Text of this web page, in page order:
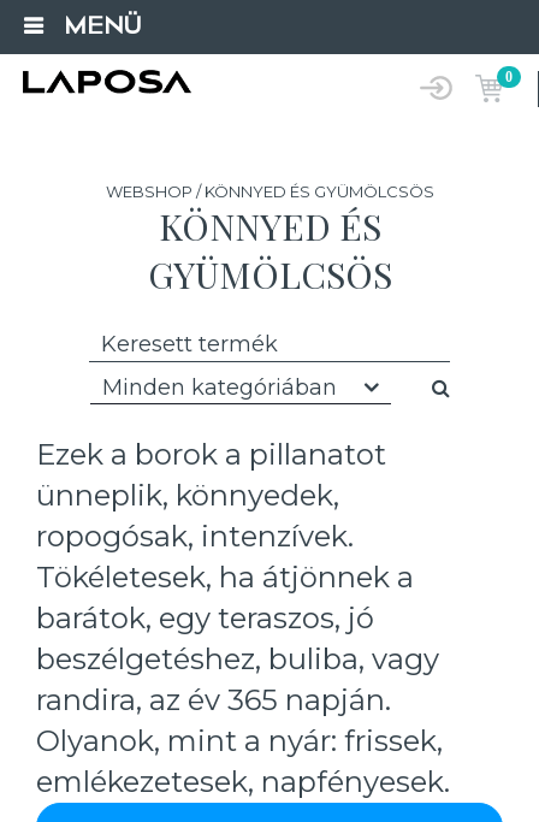
MENÜ
0
WEBSHOP / KÖNNYED ÉS GYÜMÖLCSÖS
KÖNNYED ÉS
GYÜMÖLCSÖS
Minden kategóriában
Ezek a borok a pillanatot
ünneplik, könnyedek,
ropogósak, intenzívek.
Tökéletesek, ha átjönnek a
barátok, egy teraszos, jó
beszélgetéshez, buliba, vagy
randira, az év 365 napján.
Olyanok, mint a nyár: frissek,
emlékezetesek, napfényesek.